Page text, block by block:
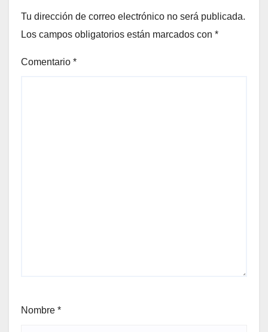
Tu dirección de correo electrónico no será publicada.
Los campos obligatorios están marcados con *
Comentario *
Nombre *